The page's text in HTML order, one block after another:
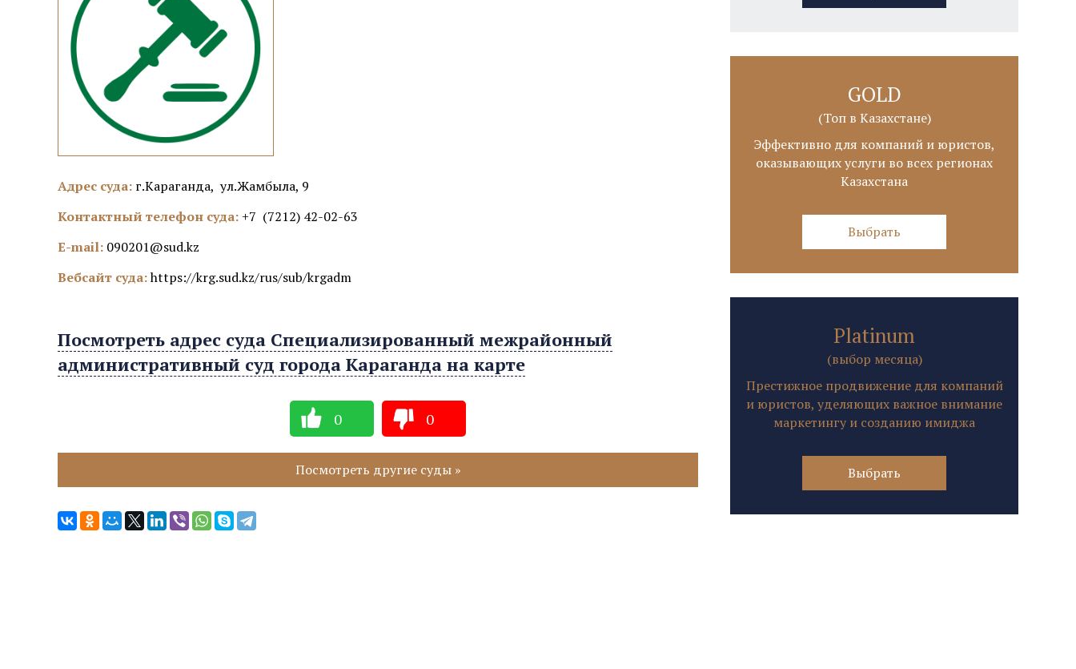
Адрес суда: г.Караганда, ул.Жамбыла, 9
Контактный телефон суда: +7 (7212) 42-02-63
E-mail: 090201@sud.kz
Вебсайт суда:https://krg.sud.kz/rus/sub/krgadm
Посмотреть адрес суда Специализированный межрайонный
административный суд города Караганда на карте
0 0
Посмотреть другие суды »
GOLD
(Топ в Казахстане)
Эффективно для компаний и юристов,
оказывающих услуги во всех регионах
Казахстана
Выбрать
Platinum
(выбор месяца)
Престижное продвижение для компаний
и юристов, уделяющих важное внимание
маркетингу и созданию имиджа
Выбрать